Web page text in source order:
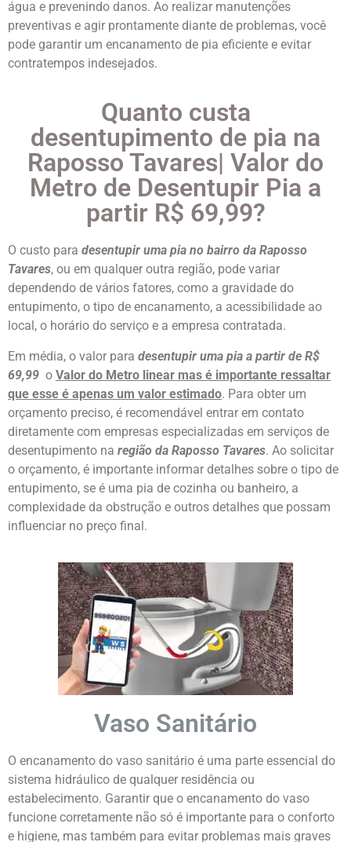
água e prevenindo danos. Ao realizar manutenções
preventivas e agir prontamente diante de problemas, você
pode garantir um encanamento de pia eficiente e evitar
contratempos indesejados.
Quanto custa
desentupimento de pia na
Raposso Tavares| Valor do
Metro de Desentupir Pia a
partir R$ 69,99?
O custo para desentupir uma pia no bairro da Raposso
Tavares, ou em qualquer outra região, pode variar
dependendo de vários fatores, como a gravidade do
entupimento, o tipo de encanamento, a acessibilidade ao
local, o horário do serviço e a empresa contratada.
Em média, o valor para desentupir uma pia a partir de R$
69,99 o Valor do Metro linear mas é importante ressaltar
que esse é apenas um valor estimado. Para obter um
orçamento preciso, é recomendável entrar em contato
diretamente com empresas especializadas em serviços de
desentupimento na região da Raposso Tavares. Ao solicitar
o orçamento, é importante informar detalhes sobre o tipo de
entupimento, se é uma pia de cozinha ou banheiro, a
complexidade da obstrução e outros detalhes que possam
influenciar no preço final.
Vaso Sanitário
O encanamento do vaso sanitário é uma parte essencial do
sistema hidráulico de qualquer residência ou
estabelecimento. Garantir que o encanamento do vaso
funcione corretamente não só é importante para o conforto
e higiene, mas também para evitar problemas mais graves